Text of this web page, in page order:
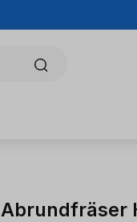
Abrundfräser